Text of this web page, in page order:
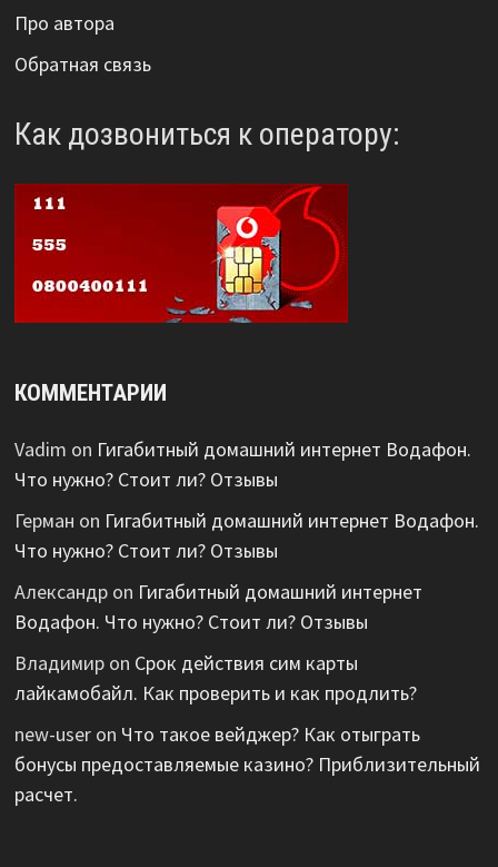
Про автора
Обратная связь
Как дозвониться к оператору:
КОММЕНТАРИИ
Vadim on Гигабитный домашний интернет Водафон.
Что нужно? Стоит ли? Отзывы
Герман on Гигабитный домашний интернет Водафон.
Что нужно? Стоит ли? Отзывы
Александрon Гигабитный домашний интернет
Водафон. Что нужно? Стоит ли? Отзывы
Владимирon Срок действия сим карты
лайкамобайл. Как проверить и как продлить?
new-useron Что такое вейджер? Как отыграть
бонусы предоставляемые казино? Приблизительный
расчет.